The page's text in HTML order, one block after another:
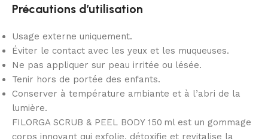
Précautions d’utilisation
Usage externe uniquement.
Éviter le contact avec les yeux et les muqueuses.
Ne pas appliquer sur peau irritée ou lésée.
Tenir hors de portée des enfants.
Conserver à température ambiante et à l’abri de la
lumière.
FILORGA SCRUB & PEEL BODY 150 ml est un gommage
corps innovant qui exfolie, détoxifie et revitalise la